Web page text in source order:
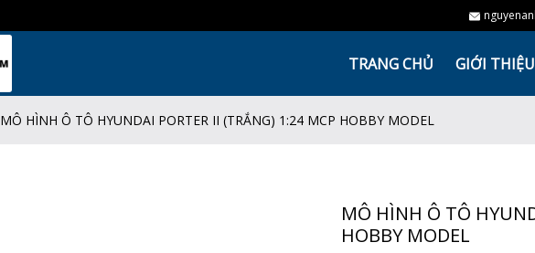
TRANG CHỦ GIỚI THIỆU
MÔ HÌNH Ô TÔ HYUNDAI PORTER II (TRẮNG) 1:24 MCP HOBBY MODEL
MÔ HÌNH Ô TÔ
HOBBY MODEL